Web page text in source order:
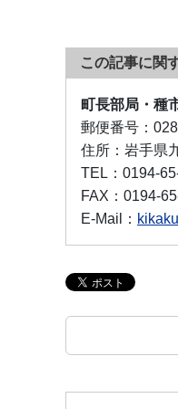
この記事に関
町長部局・
郵便番号：
住所： 岩手県
TEL： 0194-
FAX： 0194-
E-Mail：